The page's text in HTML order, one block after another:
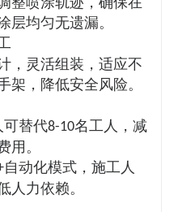
层均匀无遗漏。
，灵活组装，适应不
架，降低安全风险。
可替代8-10名工人，减
用。
自动化模式，施工人
人力依赖。